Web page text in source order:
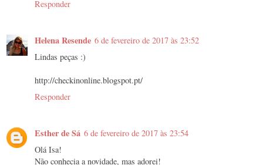
Responder
Helena Resende 6 de fevereiro de 2017 às 23:52
Lindas peças :)
http://checkinonline.blogspot.pt/
Responder
Esther de Sá 6 de fevereiro de 2017 às 23:54
Olá Isa!
Não conhecia a novidade, mas adorei!